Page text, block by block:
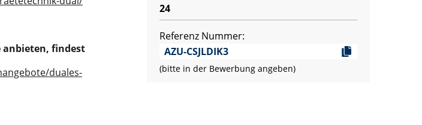
anbieten, findest
duales-
24
Referenz Nummer:
AZU-CSJLDIK3
(bitte in der Bewerbung angeben)